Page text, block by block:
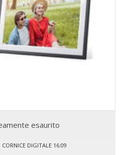
esaurito
DIGITALE 16:09